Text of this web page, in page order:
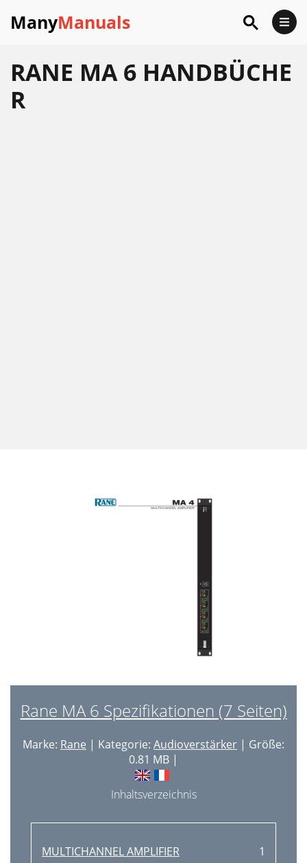
ManyManuals
RANE MA 6 HANDBÜCHE
R
Rane MA 6 Spezifikationen (7 Seiten)
Marke: Rane | Kategorie: Audioverstärker | Größe:
0.81 MB |
Inhaltsverzeichnis
MULTICHANNEL AMPLIFIER
1